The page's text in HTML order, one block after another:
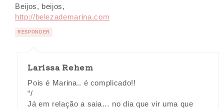
Beijos, beijos,
http://belezademarina.com
RESPONDER
Larissa Rehem
Pois é Marina.. é complicado!!
“/
Já em relação a saia… no dia que vir uma que